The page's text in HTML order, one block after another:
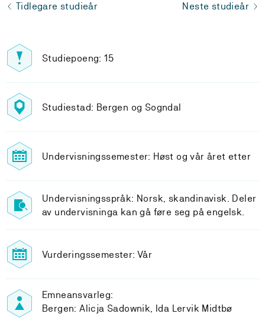
Tidlegare studieår Neste studieår
Studiepoeng: 15
Studiestad: Bergen og Sogndal
Undervisningssemester: Høst og vår året etter
Undervisningsspråk: Norsk, skandinavisk. Deler
av undervisninga kan gå føre seg på engelsk.
Vurderingssemester: Vår
Emneansvarleg:
Bergen: Alicja Sadownik, Ida Lervik Midtbø